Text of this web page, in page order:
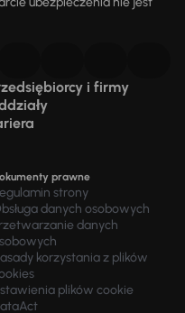
i firmy
prawne
strony
danych osobowych
danych
korzystania z plików
plików cookie